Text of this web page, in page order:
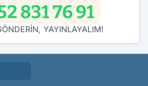
831 76 91
YAYINLAYALIM!